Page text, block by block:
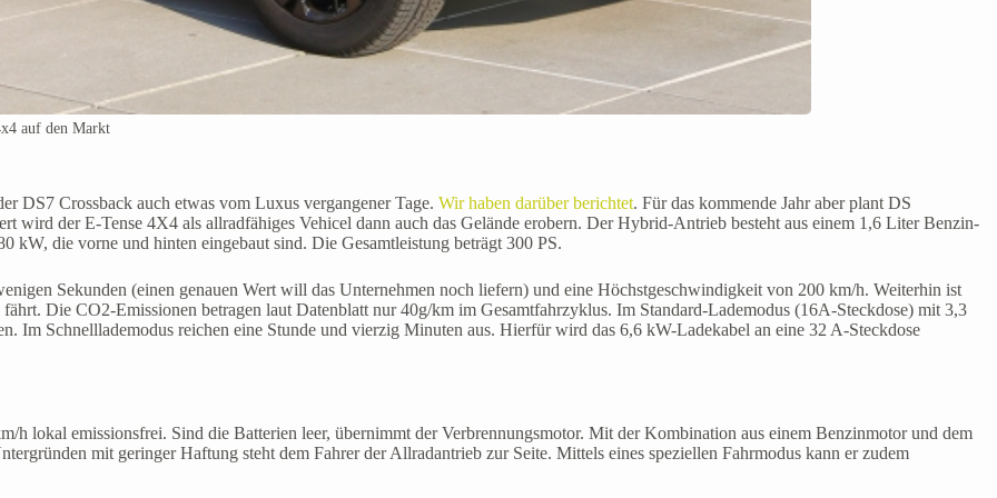
auf den Markt
DS7 Crossback auch etwas vom Luxus vergangener Tage. Wir haben darüber berichtet. Für das kommende Jahr aber plant DS
der E-Tense 4X4 als allradfähiges Vehicel dann auch das Gelände erobern. Der Hybrid-Antrieb besteht aus einem 1,6 Liter Benzin-
die vorne und hinten eingebaut sind. Die Gesamtleistung beträgt 300 PS.
Sekunden (einen genauen Wert will das Unternehmen noch liefern) und eine Höchstgeschwindigkeit von 200 km/h. Weiterhin ist
Die CO2-Emissionen betragen laut Datenblatt nur 40g/km im Gesamtfahrzyklus. Im Standard-Lademodus (16A-Steckdose) mit 3,3
Im Schnelllademodus reichen eine Stunde und vierzig Minuten aus. Hierfür wird das 6,6 kW-Ladekabel an eine 32 A-Steckdose
lokal emissionsfrei. Sind die Batterien leer, übernimmt der Verbrennungsmotor. Mit der Kombination aus einem Benzinmotor und dem
mit geringer Haftung steht dem Fahrer der Allradantrieb zur Seite. Mittels eines speziellen Fahrmodus kann er zudem